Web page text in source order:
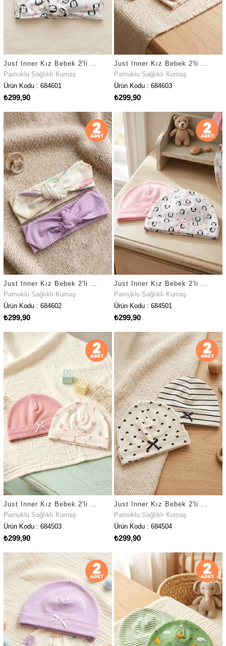
Pamuklu Sağlıklı Kumaş
Ürün Kodu : 684601
₺299,90
Pamuklu Sağlıklı Kumaş
Ürün Kodu : 684603
₺299,90
Just Inner Kız Bebek 2'li Pamuklu Bandana Bere Ayışığı Desenli Fiyonklu Esnek ve Konforlu (684602)
Pamuklu Sağlıklı Kumaş
Ürün Kodu : 684602
₺299,90
Just Inner Kız Bebek 2'li Pamuklu Bere Penguen Desenli Esnek ve Konforlu (684501)
Pamuklu Sağlıklı Kumaş
Ürün Kodu : 684501
₺299,90
Pamuklu Sağlıklı Kumaş
Ürün Kodu : 684503
₺299,90
Pamuklu Sağlıklı Kumaş
Ürün Kodu : 684504
₺299,90